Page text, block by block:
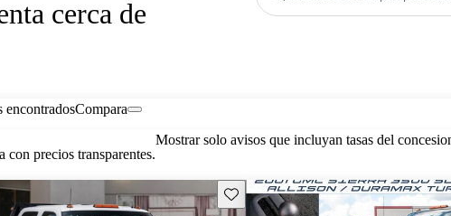
cerca de
encontradosCompara
con precios transparentes.
Mostrar solo avisos que incluyan tasas del
Guarda este Aviso